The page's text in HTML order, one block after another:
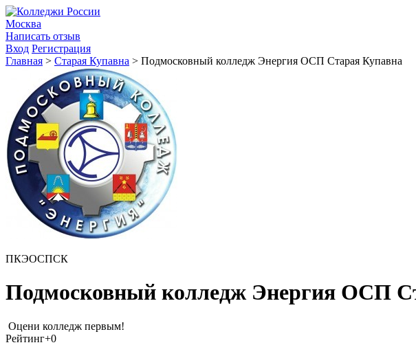
Москва
Написать отзыв
Вход Регистрация
Главная > Старая Купавна > Подмосковный колледж Энергия ОСП Старая Купавна
ПКЭОСПСК
Подмосковный колледж Энергия ОСП
Оцени колледж первым!
Рейтинг+0